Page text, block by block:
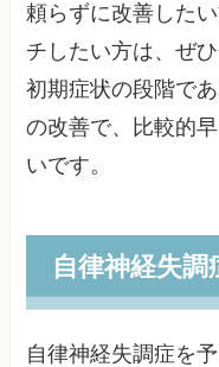
頼らずに改善した
チしたい方は、ぜ
初期症状の段階で
の改善で、比較的
いです。
自律神経失
自律神経失調症を